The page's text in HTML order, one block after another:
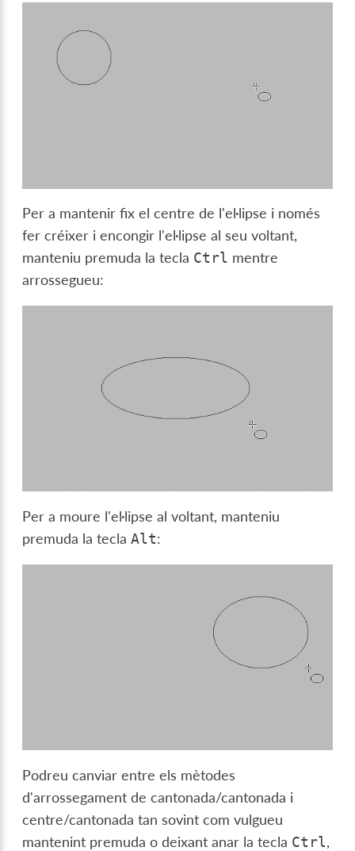
Per a mantenir fix el centre de l'el·lipse i només
fer créixer i encongir l'el·lipse al seu voltant,
manteniu premuda la tecla Ctrl mentre
arrossegueu:
Per a moure l'el·lipse al voltant, manteniu
premuda la teclaAlt:
Podreu canviar entre els mètodes
d'arrossegament de cantonada/cantonada i
centre/cantonada tan sovint com vulgueu
mantenint premuda o deixant anar la tecla Ctrl,